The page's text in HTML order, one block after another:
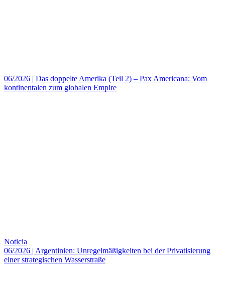
06/2026 | Das doppelte Amerika (Teil 2) – Pax Americana: Vom
kontinentalen zum globalen Empire
Noticia
06/2026 | Argentinien: Unregelmäßigkeiten bei der Privatisierung
einer strategischen Wasserstraße